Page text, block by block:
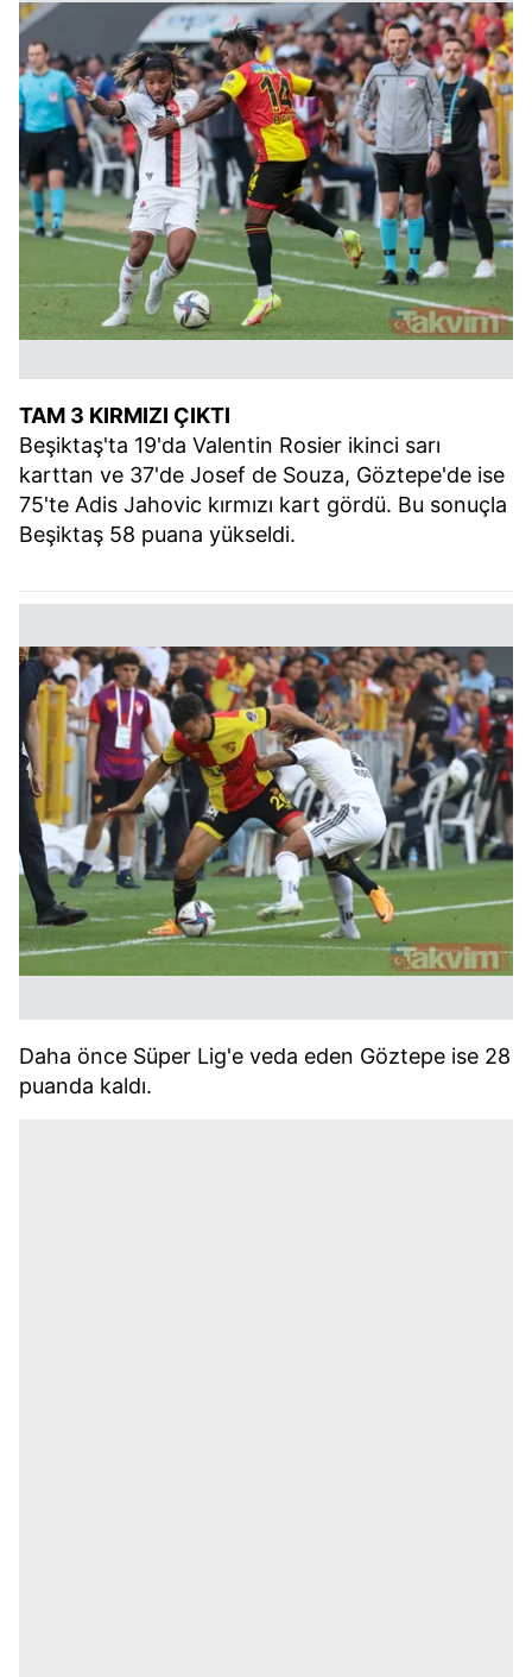
TAM 3 KIRMIZI ÇIKTI
Beşiktaş'ta 19'da Valentin Rosier ikinci sarı
karttan ve 37'de Josef de Souza, Göztepe'de ise
75'te Adis Jahovic kırmızı kart gördü. Bu sonuçla
Beşiktaş 58 puana yükseldi.
Daha önce Süper Lig'e veda eden Göztepe ise 28
puanda kaldı.